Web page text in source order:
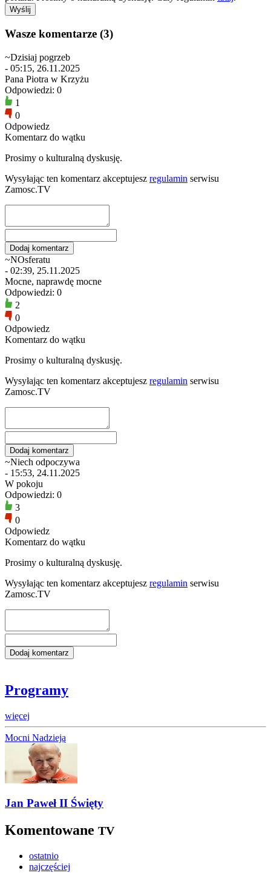
Wasze komentarze (3)
~Dzisiaj pogrzeb
- 05:15, 26.11.2025
Pana Piotra w Krzyżu
Odpowiedzi: 0
1
0
Odpowiedz
Komentarz do wątku
Prosimy o kulturalną dyskusję.
Wysyłając ten komentarz akceptujesz regulamin serwisu
Zamosc.TV
~NOsferatu
- 02:39, 25.11.2025
Mocne, naprawdę mocne
Odpowiedzi: 0
2
0
Odpowiedz
Komentarz do wątku
Prosimy o kulturalną dyskusję.
Wysyłając ten komentarz akceptujesz regulamin serwisu
Zamosc.TV
~Niech odpoczywa
- 15:53, 24.11.2025
W pokoju
Odpowiedzi: 0
3
0
Odpowiedz
Komentarz do wątku
Prosimy o kulturalną dyskusję.
Wysyłając ten komentarz akceptujesz regulamin serwisu
Zamosc.TV
Programy
więcej
Mocni Nadzieją
Jan Paweł II Święty
Komentowane TV
ostatnio
najczęściej